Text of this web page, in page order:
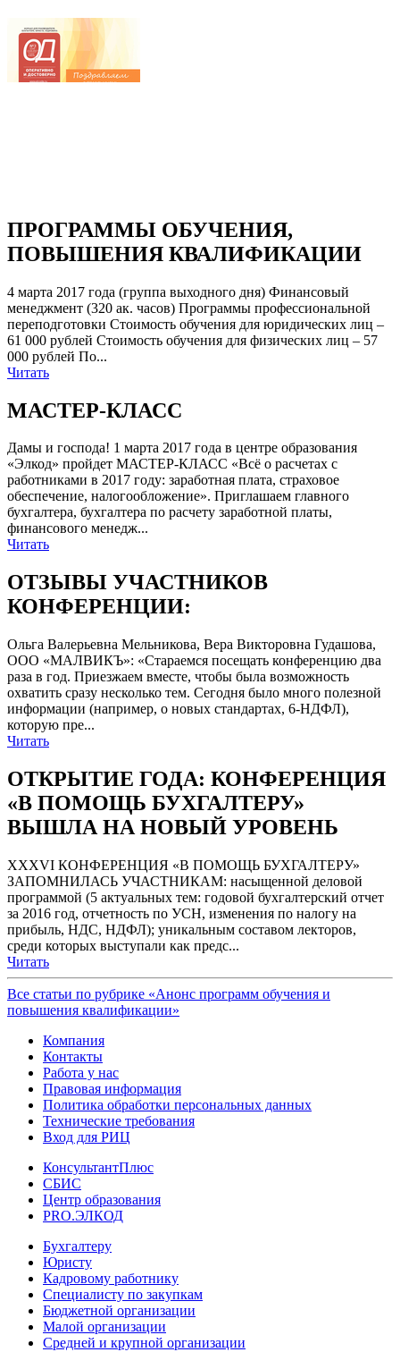
ПРОГРАММЫ ОБУЧЕНИЯ,
ПОВЫШЕНИЯ КВАЛИФИКАЦИИ
4 марта 2017 года (группа выходного дня) Финансовый
менеджмент (320 ак. часов) Программы профессиональной
переподготовки Стоимость обучения для юридических лиц –
61 000 рублей Стоимость обучения для физических лиц – 57
000 рублей По...
Читать
МАСТЕР-КЛАСС
Дамы и господа! 1 марта 2017 года в центре образования
«Элкод» пройдет МАСТЕР-КЛАСС «Всё о расчетах с
работниками в 2017 году: заработная плата, страховое
обеспечение, налогообложение». Приглашаем главного
бухгалтера, бухгалтера по расчету заработной платы,
финансового менедж...
Читать
ОТЗЫВЫ УЧАСТНИКОВ
КОНФЕРЕНЦИИ:
Ольга Валерьевна Мельникова, Вера Викторовна Гудашова,
ООО «МАЛВИКЪ»: «Стараемся посещать конференцию два
раза в год. Приезжаем вместе, чтобы была возможность
охватить сразу несколько тем. Сегодня было много полезной
информации (например, о новых стандартах, 6-НДФЛ),
которую пре...
Читать
ОТКРЫТИЕ ГОДА: КОНФЕРЕНЦИЯ
«В ПОМОЩЬ БУХГАЛТЕРУ»
ВЫШЛА НА НОВЫЙ УРОВЕНЬ
XXXVI КОНФЕРЕНЦИЯ «В ПОМОЩЬ БУХГАЛТЕРУ»
ЗАПОМНИЛАСЬ УЧАСТНИКАМ: насыщенной деловой
программой (5 актуальных тем: годовой бухгалтерский отчет
за 2016 год, отчетность по УСН, изменения по налогу на
прибыль, НДС, НДФЛ); уникальным составом лекторов,
среди которых выступали как предс...
Читать
Все статьи по рубрике «Анонс программ обучения и
повышения квалификации»
Компания
Контакты
Работа у нас
Правовая информация
Политика обработки персональных данных
Технические требования
Вход для РИЦ
КонсультантПлюс
СБИС
Центр образования
PRO.ЭЛКОД
Бухгалтеру
Юристу
Кадровому работнику
Специалисту по закупкам
Бюджетной организации
Малой организации
Средней и крупной организации